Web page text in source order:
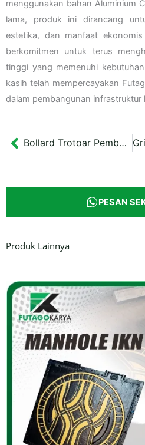
menggunakan bahan Aluminium
lama, produk ini dirancang
estetika, dan manfaat
berkomitmen untuk terus
tinggi yang memenuhi
kasih telah mempercayakan
dalam pembangunan infrastruktur
Prev Bollard Trotoar Pembatas Jalan 90 cm Tempoe Dulu Banjarmasin
PESAN
Produk Lainnya